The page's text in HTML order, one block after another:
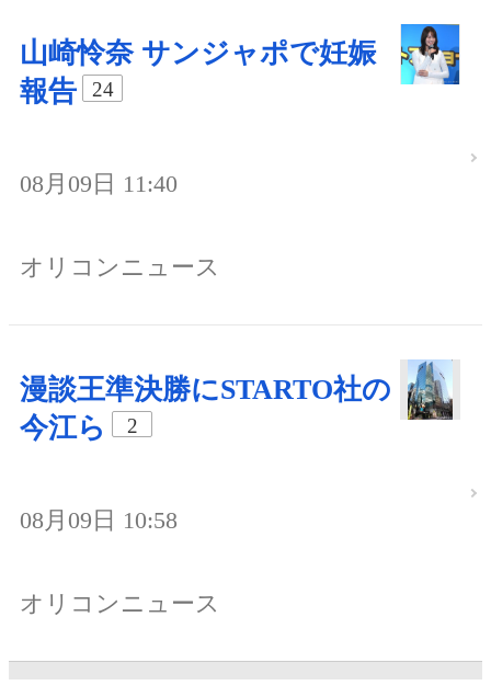
山崎怜奈 サンジャポで妊娠
報告
24
08月09日 11:40
オリコンニュース
漫談王準決勝にSTARTO社の
今江ら
2
08月09日 10:58
オリコンニュース